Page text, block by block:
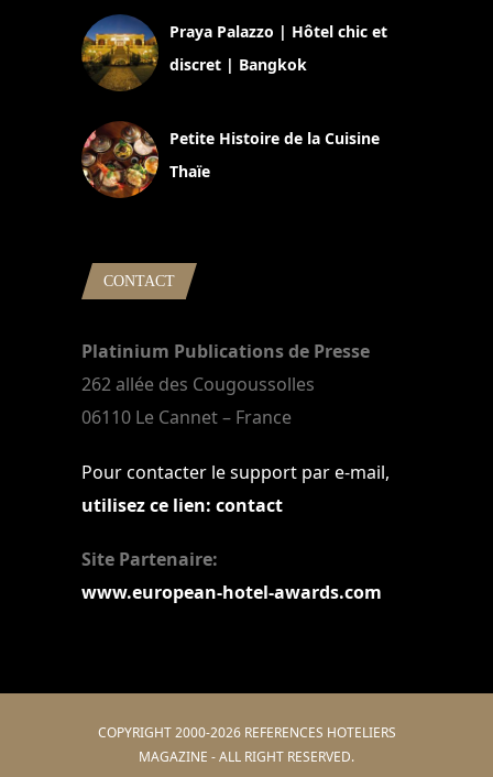
Praya Palazzo | Hôtel chic et
discret | Bangkok
Petite Histoire de la Cuisine
Thaïe
CONTACT
Platinium Publications de Presse
262 allée des Cougoussolles
06110 Le Cannet – France
Pour contacter le support par e-mail,
utilisez ce lien: contact
Site Partenaire:
www.european-hotel-awards.com
COPYRIGHT 2000-2026 REFERENCES HOTELIERS
MAGAZINE - ALL RIGHT RESERVED.